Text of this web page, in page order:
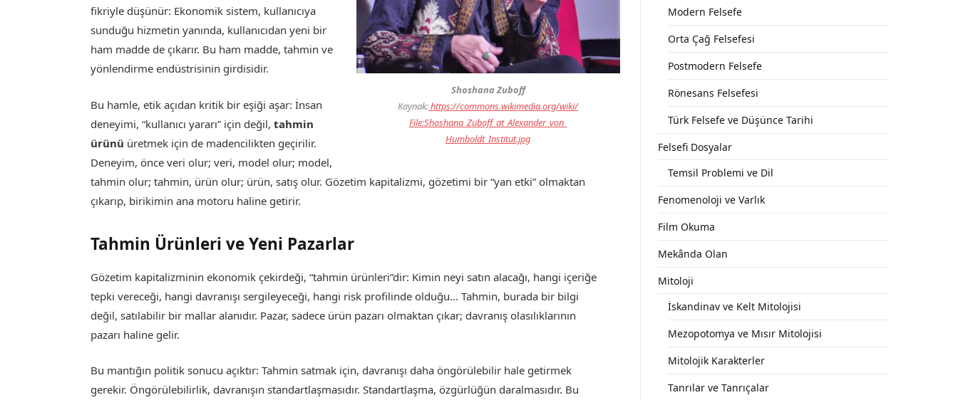
Shoshana Zuboff
Kaynak:https://commons.wikimedia.org/wiki/
File:Shoshana_Zuboff_at_Alexander_von_
Humboldt_Institut.jpg
fikriyle düşünür: Ekonomik sistem, kullanıcıya
sunduğu hizmetin yanında, kullanıcıdan yeni bir
ham madde de çıkarır. Bu ham madde, tahmin ve
yönlendirme endüstrisinin girdisidir.
Bu hamle, etik açıdan kritik bir eşiği aşar: İnsan
deneyimi, “kullanıcı yararı” için değil,tahmin
ürünü üretmek için de madencilikten geçirilir.
Deneyim, önce veri olur; veri, model olur; model,
tahmin olur; tahmin, ürün olur; ürün, satış olur. Gözetim kapitalizmi, gözetimi bir “yan etki” olmaktan
çıkarıp, birikimin ana motoru haline getirir.
Tahmin Ürünleri ve Yeni Pazarlar
Gözetim kapitalizminin ekonomik çekirdeği, “tahmin ürünleri”dir: Kimin neyi satın alacağı, hangi içeriğe
tepki vereceği, hangi davranışı sergileyeceği, hangi risk profilinde olduğu… Tahmin, burada bir bilgi
değil, satılabilir bir mallar alanıdır. Pazar, sadece ürün pazarı olmaktan çıkar; davranış olasılıklarının
pazarı haline gelir.
Bu mantığın politik sonucu açıktır: Tahmin satmak için, davranışı daha öngörülebilir hale getirmek
gerekir. Öngörülebilirlik, davranışın standartlaşmasıdır. Standartlaşma, özgürlüğün daralmasıdır. Bu
Modern Felsefe
Orta Çağ Felsefesi
Postmodern Felsefe
Rönesans Felsefesi
Türk Felsefe ve Düşünce Tarihi
Felsefi Dosyalar
Temsil Problemi ve Dil
Fenomenoloji ve Varlık
Film Okuma
Mekânda Olan
Mitoloji
İskandinav ve Kelt Mitolojisi
Mezopotomya ve Mısır Mitolojisi
Mitolojik Karakterler
Tanrılar ve Tanrıçalar